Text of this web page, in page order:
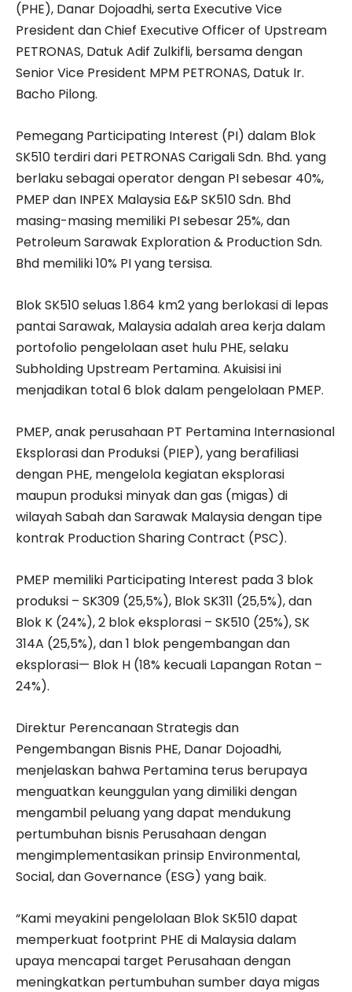
(PHE), Danar Dojoadhi, serta Executive Vice
President dan Chief Executive Officer of Upstream
PETRONAS, Datuk Adif Zulkifli, bersama dengan
Senior Vice President MPM PETRONAS, Datuk Ir.
Bacho Pilong.
Pemegang Participating Interest (PI) dalam Blok
SK510 terdiri dari PETRONAS Carigali Sdn. Bhd. yang
berlaku sebagai operator dengan PI sebesar 40%,
PMEP dan INPEX Malaysia E&P SK510 Sdn. Bhd
masing-masing memiliki PI sebesar 25%, dan
Petroleum Sarawak Exploration & Production Sdn.
Bhd memiliki 10% PI yang tersisa.
Blok SK510 seluas 1.864 km2 yang berlokasi di lepas
pantai Sarawak, Malaysia adalah area kerja dalam
portofolio pengelolaan aset hulu PHE, selaku
Subholding Upstream Pertamina. Akuisisi ini
menjadikan total 6 blok dalam pengelolaan PMEP.
PMEP, anak perusahaan PT Pertamina Internasional
Eksplorasi dan Produksi (PIEP), yang berafiliasi
dengan PHE, mengelola kegiatan eksplorasi
maupun produksi minyak dan gas (migas) di
wilayah Sabah dan Sarawak Malaysia dengan tipe
kontrak Production Sharing Contract (PSC).
PMEP memiliki Participating Interest pada 3 blok
produksi – SK309 (25,5%), Blok SK311 (25,5%), dan
Blok K (24%), 2 blok eksplorasi – SK510 (25%), SK
314A (25,5%), dan 1 blok pengembangan dan
eksplorasi— Blok H (18% kecuali Lapangan Rotan –
24%).
Direktur Perencanaan Strategis dan
Pengembangan Bisnis PHE, Danar Dojoadhi,
menjelaskan bahwa Pertamina terus berupaya
menguatkan keunggulan yang dimiliki dengan
mengambil peluang yang dapat mendukung
pertumbuhan bisnis Perusahaan dengan
mengimplementasikan prinsip Environmental,
Social, dan Governance (ESG) yang baik.
“Kami meyakini pengelolaan Blok SK510 dapat
memperkuat footprint PHE di Malaysia dalam
upaya mencapai target Perusahaan dengan
meningkatkan pertumbuhan sumber daya migas